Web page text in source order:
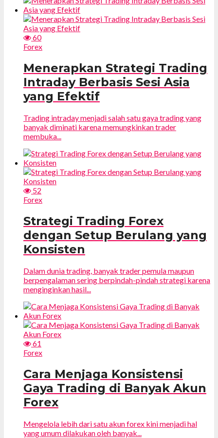
60
Forex
Menerapkan Strategi Trading
Intraday Berbasis Sesi Asia
yang Efektif
Trading intraday menjadi salah satu gaya trading yang
banyak diminati karena memungkinkan trader
membuka...
52
Forex
Strategi Trading Forex
dengan Setup Berulang yang
Konsisten
Dalam dunia trading, banyak trader pemula maupun
berpengalaman sering berpindah-pindah strategi karena
menginginkan hasil...
61
Forex
Cara Menjaga Konsistensi
Gaya Trading di Banyak Akun
Forex
Mengelola lebih dari satu akun forex kini menjadi hal
yang umum dilakukan oleh banyak...